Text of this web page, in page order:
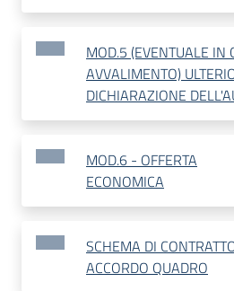
MOD.5 (EVENTUALE IN
AVVALIMENTO)
DICHIARAZIONE
MOD.6 - OFFERTA
ECONOMICA
SCHEMA DI
ACCORDO QUADRO